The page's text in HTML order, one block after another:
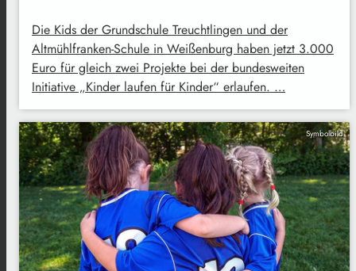
Die Kids der Grundschule Treuchtlingen und der
Altmühlfranken-Schule in Weißenburg haben jetzt 3.000
Euro für gleich zwei Projekte bei der bundesweiten
Initiative „Kinder laufen für Kinder“ erlaufen. …
Symbolbild